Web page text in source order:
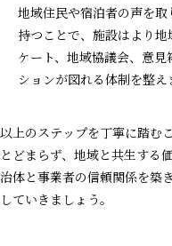
地域住民や宿泊者の声を
持つことで、施設はより
ケート、地域協議会、意
ションが図れる体制を整え
以上のステップを丁寧に踏む
とどまらず、地域と共生する
治体と事業者の信頼関係を築
していきましょう。